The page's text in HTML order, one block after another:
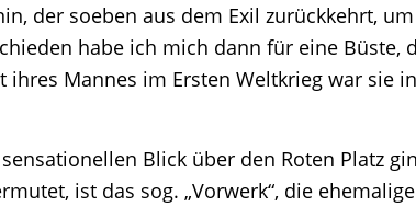
der soeben aus dem Exil zurückkehrt,
habe ich mich dann für eine Büste,
Mannes im Ersten Weltkrieg war sie
Blick über den Roten Platz
ist das sog. „Vorwerk“, die